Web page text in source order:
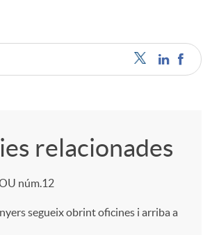
relacionades
núm.12
segueix obrint oficines i arriba a